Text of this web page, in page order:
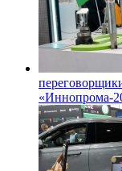
«Иннопрома-